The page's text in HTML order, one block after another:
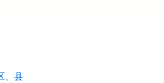
、县